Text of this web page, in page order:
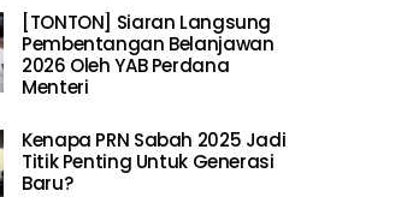
[TONTON] Siaran Langsung
Pembentangan Belanjawan
2026 Oleh YAB Perdana
Menteri
Kenapa PRN Sabah 2025 Jadi
Titik Penting Untuk Generasi
Baru?